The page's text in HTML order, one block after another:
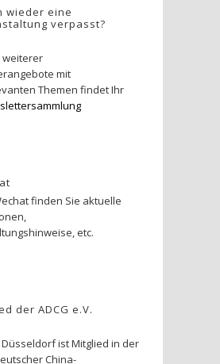
wieder eine
verpasst?
weiterer
mit
Themen findet Ihr
finden Sie aktuelle
etc.
der ADCG e.V.
Düsseldorf ist Mitglied in der
China-